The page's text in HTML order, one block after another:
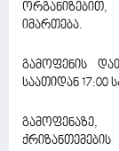
ორგანიზებით,
იმართება.
გამოფენის
საათიდან 17:00